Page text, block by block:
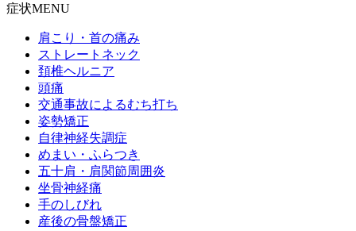
症状MENU
肩こり・首の痛み
ストレートネック
頚椎ヘルニア
頭痛
交通事故によるむち打ち
姿勢矯正
自律神経失調症
めまい・ふらつき
五十肩・肩関節周囲炎
坐骨神経痛
手のしびれ
産後の骨盤矯正